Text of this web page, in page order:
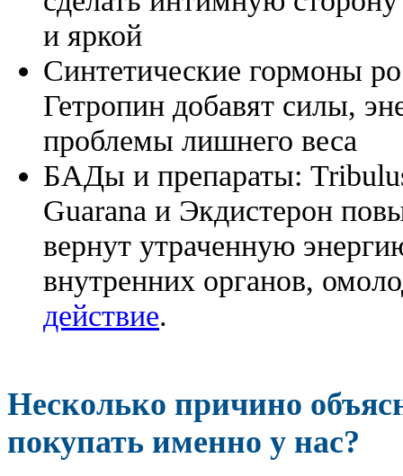
и яркой
Синтетические гормоны
Гетропин добавят силы,
проблемы лишнего веса
БАДы и препараты:
Guarana и Экдистерон
вернут утраченную
внутренних органов,
действие.
Несколько причино
покупать именно у нас?